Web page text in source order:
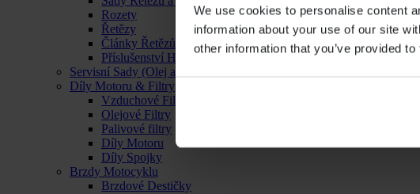
We use cookies to personalise content
information about your use of our site
other information that you’ve provided
Rozety
Řetězy
Články Řetězů
Příslušenství Hnacího Ústrojí
Servisní Sady (Olej a Filtr)
Díly Motoru & Filtry
Vzduchové Filtry
Olejové Filtry
Palivové filtry
Díly Motoru
Díly Spojky
Brzdy Motocyklu
Brzdové Destičky